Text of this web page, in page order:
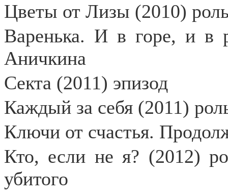
Цветы от Лизы (2010)
Варенька. И в горе, и в
Аничкина
Секта (2011) эпизод
Каждый за себя (2011)
Ключи от счастья.
Кто, если не я? (2012)
убитого